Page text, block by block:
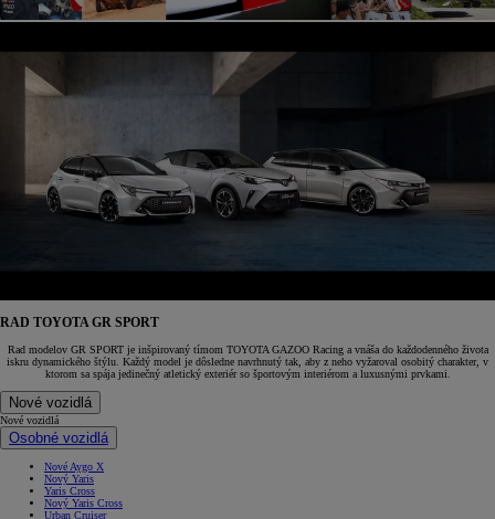
RAD TOYOTA GR SPORT
Rad modelov GR SPORT je inšpirovaný tímom TOYOTA GAZOO Racing a vnáša do každodenného života
iskru dynamického štýlu. Každý model je dôsledne navrhnutý tak, aby z neho vyžaroval osobitý charakter, v
ktorom sa spája jedinečný atletický exteriér so športovým interiérom a luxusnými prvkami.
Nové vozidlá
Nové vozidlá
Osobné vozidlá
Nové Aygo X
Nový Yaris
Yaris Cross
Nový Yaris Cross
Urban Cruiser